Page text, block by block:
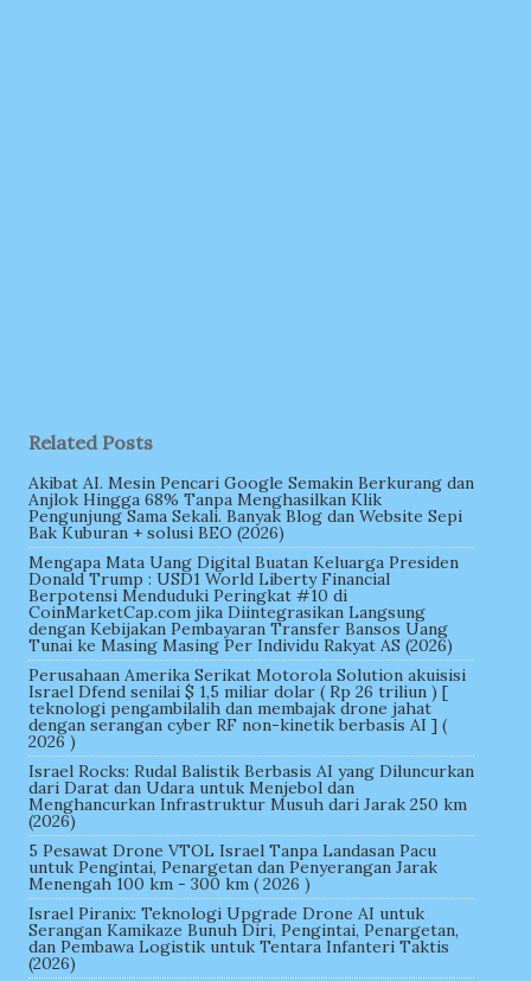
Related Posts
Akibat AI. Mesin Pencari Google Semakin Berkurang dan
Anjlok Hingga 68% Tanpa Menghasilkan Klik
Pengunjung Sama Sekali. Banyak Blog dan Website Sepi
Bak Kuburan + solusi BEO (2026)
Mengapa Mata Uang Digital Buatan Keluarga Presiden
Donald Trump : USD1 World Liberty Financial
Berpotensi Menduduki Peringkat #10 di
CoinMarketCap.com jika Diintegrasikan Langsung
dengan Kebijakan Pembayaran Transfer Bansos Uang
Tunai ke Masing Masing Per Individu Rakyat AS (2026)
Perusahaan Amerika Serikat Motorola Solution akuisisi
Israel Dfend senilai $ 1,5 miliar dolar ( Rp 26 triliun ) [
teknologi pengambilalih dan membajak drone jahat
dengan serangan cyber RF non-kinetik berbasis AI ] (
2026 )
Israel Rocks: Rudal Balistik Berbasis AI yang Diluncurkan
dari Darat dan Udara untuk Menjebol dan
Menghancurkan Infrastruktur Musuh dari Jarak 250 km
(2026)
5 Pesawat Drone VTOL Israel Tanpa Landasan Pacu
untuk Pengintai, Penargetan dan Penyerangan Jarak
Menengah 100 km - 300 km ( 2026 )
Israel Piranix: Teknologi Upgrade Drone AI untuk
Serangan Kamikaze Bunuh Diri, Pengintai, Penargetan,
dan Pembawa Logistik untuk Tentara Infanteri Taktis
(2026)